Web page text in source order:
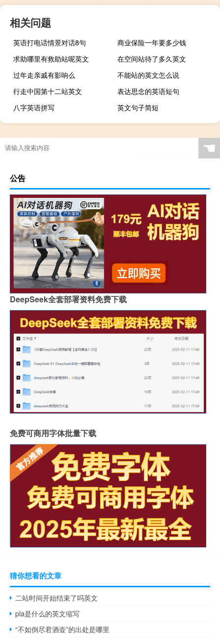
相关问题
英语打电话情景对话8句
商业保险一年要多少钱
求助哪里有救助站呢英文
在空间站待了多久英文
过年走亲戚有影响么
不能站的英文怎么说
行走中国第十二站英文
表达思念的英语短句
八字英语拼写
英文句子简短
☚
公告
DeepSeek全套部署资料免费下载
免费可商用字体批量下载
猜你想看的文章
二站时间开始结束了吗英文
pla是什么的英文缩写
“不如倒尽君酒壶”的出处是哪里